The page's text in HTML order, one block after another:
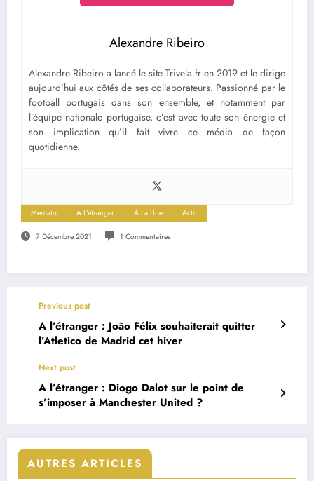
Alexandre Ribeiro
Alexandre Ribeiro a lancé le site Trivela.fr en 2019 et le dirige
aujourd’hui aux côtés de ses collaborateurs. Passionné par le
football portugais dans son ensemble, et notamment par
l’équipe nationale portugaise, c’est avec toute son énergie et
son implication qu’il fait vivre ce média de façon
quotidienne.
Mercato A L'étranger A La Une Actu
7 Décembre 2021 1 Commentaires
Previous post
A l’étranger : João Félix souhaiterait quitter
l’Atletico de Madrid cet hiver
Next post
A l’étranger : Diogo Dalot sur le point de
s’imposer à Manchester United ?
AUTRES ARTICLES